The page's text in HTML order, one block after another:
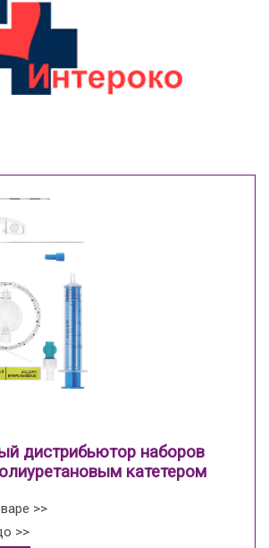
дистрибьютор наборов
катетером
>>
>>